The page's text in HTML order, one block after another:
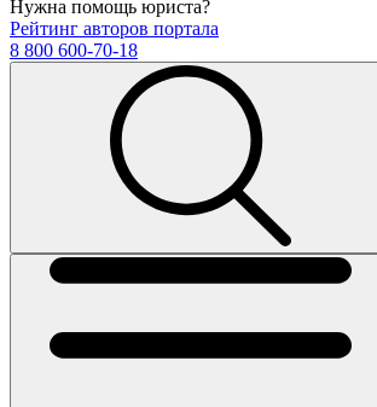
Нужна помощь юриста?
Рейтинг авторов портала
8 800 600-70-18